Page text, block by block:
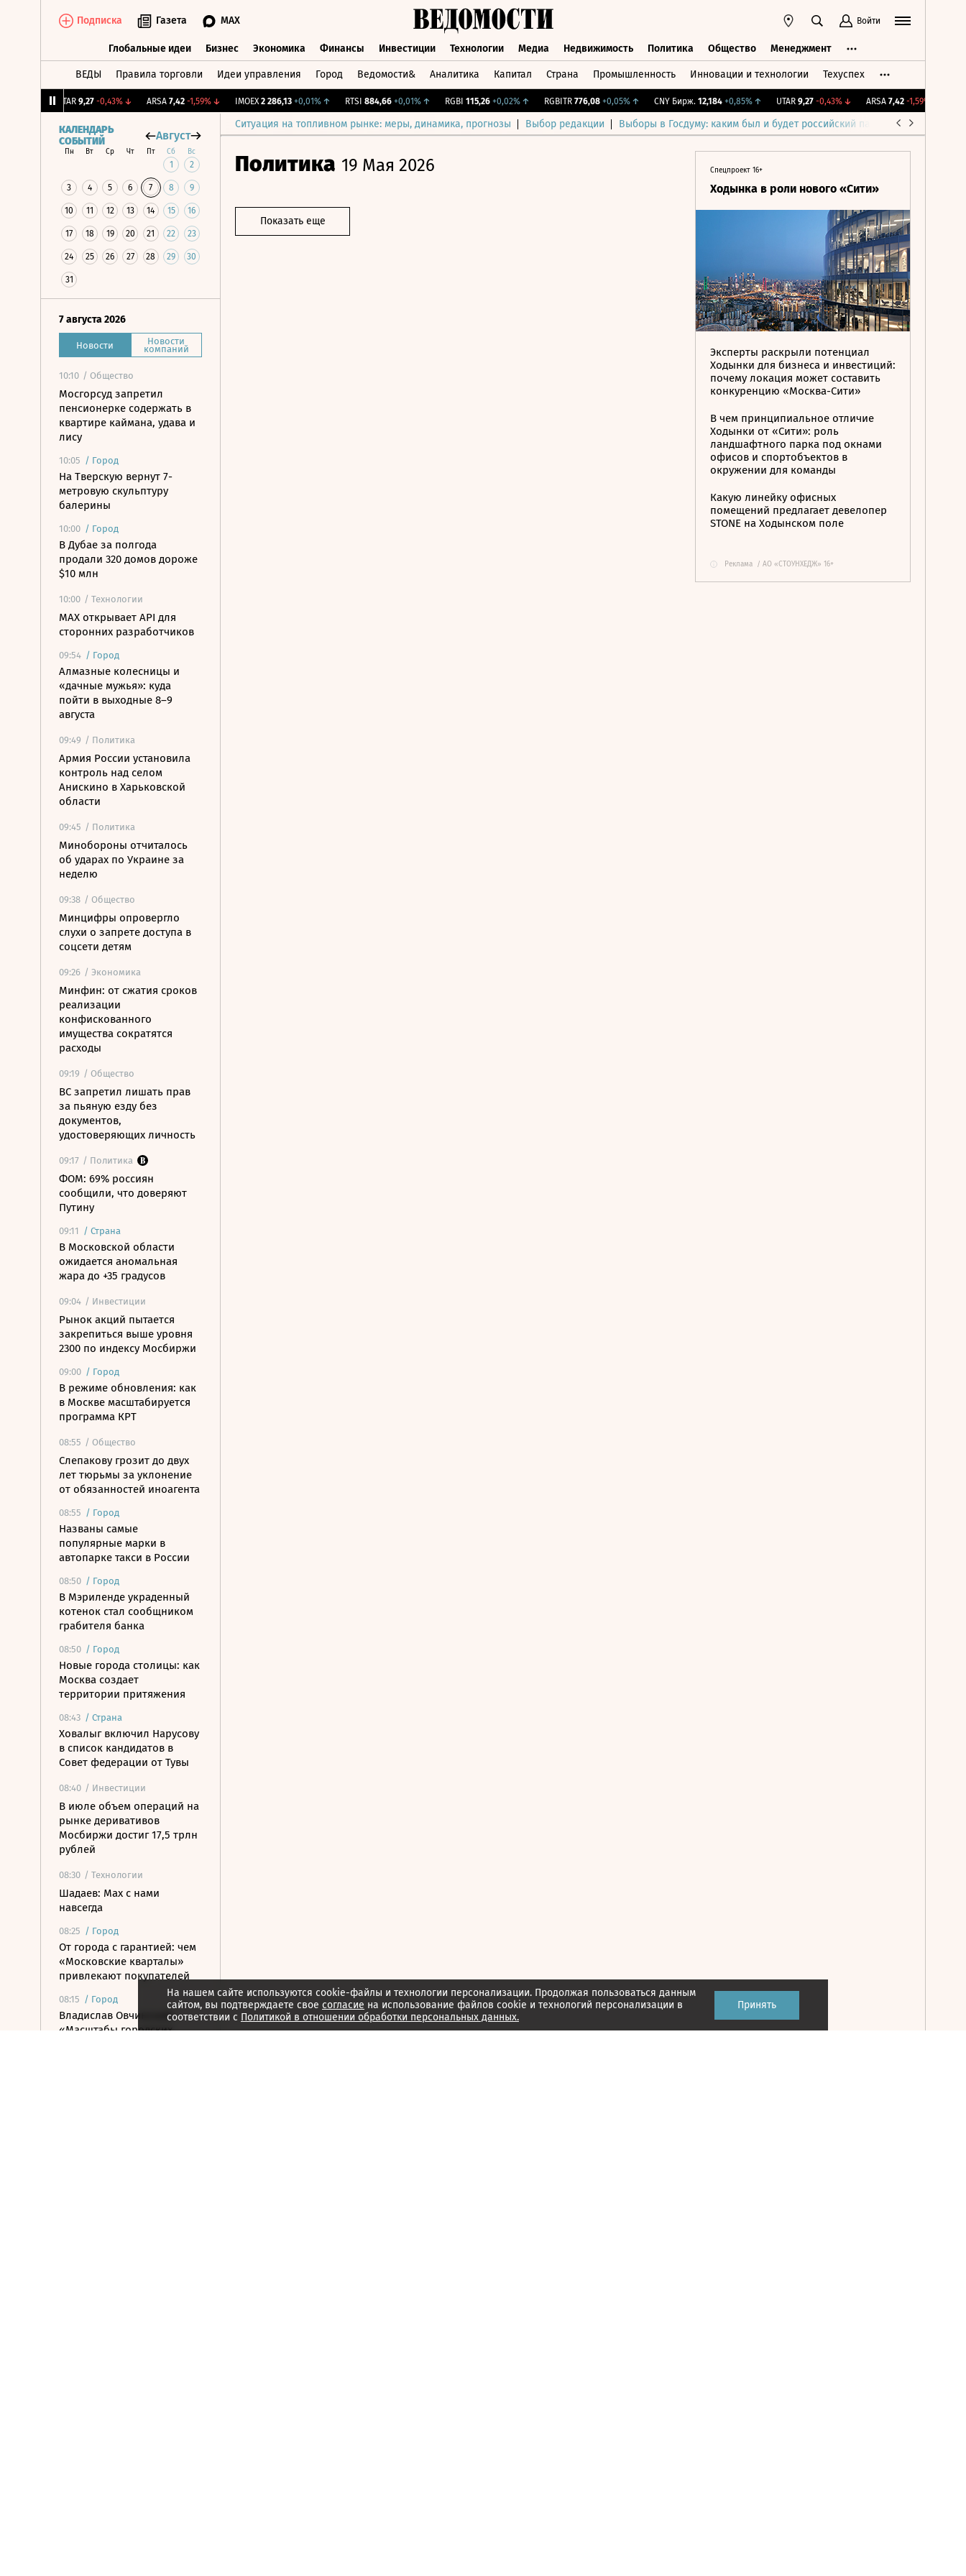
Подписка Газета MAX Войти
Глобальные идеи Бизнес Экономика Финансы Инвестиции Технологии Медиа Недвижимость Политика Общество Менеджмент
ВЕДЫ Правила торговли Идеи управления Город Ведомости& Аналитика Капитал Страна Промышленность Инновации и технологии Техуспех
9,27 -0,43%↓ ARSA 7,42 -1,59%↓ IMOEX 2 286,13 +0,01%↑ RTSI 884,66 +0,01%↑ RGBI 115,26 +0,02%↑ RGBITR 776,08 +0,05%↑ CNY Бирж. 12,184 +0,85%↑ UTAR 9,27 -0,43%↓ ARSA 7,42 -1,59%↓
Ситуация на топливном рынке: меры, динамика, прогнозы Выбор редакции Выборы в Госдуму: каким был и будет российский парламент
КАЛЕНДАРЬ
СОБЫТИЙ
Август
Пн Вт Ср Чт Пт Сб Вс
1 2
3 4 5 6 7 8 9
10 11 12 13 14 15 16
17 18 19 20 21 22 23
24 25 26 27 28 29 30
31
7 августа 2026
Новости Новости
компаний
10:10 / Общество
Мосгорсуд запретил
пенсионерке содержать в
квартире каймана, удава и
лису
10:05 / Город
На Тверскую вернут 7-
метровую скульптуру
балерины
10:00 / Город
В Дубае за полгода
продали 320 домов дороже
$10 млн
10:00 / Технологии
MAX открывает API для
сторонних разработчиков
09:54 / Город
Алмазные колесницы и
«дачные мужья»: куда
пойти в выходные 8–9
августа
09:49 / Политика
Армия России установила
контроль над селом
Анискино в Харьковской
области
09:45 / Политика
Минобороны отчиталось
об ударах по Украине за
неделю
09:38 / Общество
Минцифры опровергло
слухи о запрете доступа в
соцсети детям
09:26 / Экономика
Минфин: от сжатия сроков
реализации
конфискованного
имущества сократятся
расходы
09:19 / Общество
ВС запретил лишать прав
за пьяную езду без
документов,
удостоверяющих личность
09:17 / Политика
ФОМ: 69% россиян
сообщили, что доверяют
Путину
09:11 / Страна
В Московской области
ожидается аномальная
жара до +35 градусов
09:04 / Инвестиции
Рынок акций пытается
закрепиться выше уровня
2300 по индексу Мосбиржи
09:00 / Город
В режиме обновления: как
в Москве масштабируется
программа КРТ
08:55 / Общество
Слепакову грозит до двух
лет тюрьмы за уклонение
от обязанностей иноагента
08:55 / Город
Названы самые
популярные марки в
автопарке такси в России
08:50 / Город
В Мэриленде украденный
котенок стал сообщником
грабителя банка
08:50 / Город
Новые города столицы: как
Москва создает
территории притяжения
08:43 / Страна
Ховалыг включил Нарусову
в список кандидатов в
Совет федерации от Тувы
08:40 / Инвестиции
В июле объем операций на
рынке деривативов
Мосбиржи достиг 17,5 трлн
рублей
08:30 / Технологии
Шадаев: Max с нами
навсегда
08:25 / Город
От города с гарантией: чем
«Московские кварталы»
привлекают покупателей
08:15 / Город
Владислав Овчинский:
«Масштабы городских
Политика 19 Мая 2026
Показать еще
Спецпроект 16+
Ходынка в роли нового «Сити»
Эксперты раскрыли потенциал
Ходынки для бизнеса и инвестиций:
почему локация может составить
конкуренцию «Москва-Сити»
В чем принципиальное отличие
Ходынки от «Сити»: роль
ландшафтного парка под окнами
офисов и спортобъектов в
окружении для команды
Какую линейку офисных
помещений предлагает девелопер
STONE на Ходынском поле
Реклама / АО «СТОУНХЕДЖ» 16+
На нашем сайте используются cookie-файлы и технологии персонализации. Продолжая пользоваться данным
сайтом, вы подтверждаете свое согласие на использование файлов cookie и технологий персонализации в
соответствии с Политикой в отношении обработки персональных данных.
Принять